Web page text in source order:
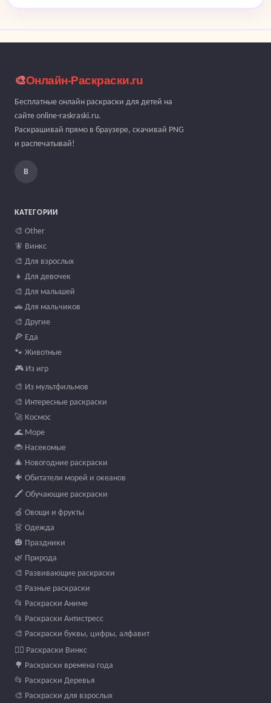
🎨Онлайн-Раскраски.ru
Бесплатные онлайн раскраски для детей на
сайте online-raskraski.ru.
Раскрашивай прямо в браузере, скачивай PNG
и распечатывай!
В
КАТЕГОРИИ
🎨 Other
🧚 Винкс
🎨 Для взрослых
👧 Для девочек
🎨 Для малышей
🚗 Для мальчиков
🎨 Другие
🍕 Еда
🐾 Животные
🎮 Из игр
🎨 Из мультфильмов
🎨 Интересные раскраски
🚀 Космос
🌊 Море
🐞 Насекомые
🎄 Новогодние раскраски
🐠 Обитатели морей и океанов
🖍️ Обучающие раскраски
🍏 Овощи и фрукты
👗 Одежда
🎃 Праздники
🌿 Природа
🎨 Развивающие раскраски
🎨 Разные раскраски
📂 Раскраски Аниме
📂 Раскраски Антистресс
🎨 Раскраски буквы, цифры, алфавит
🧚‍♀️ Раскраски Винкс
🌳 Раскраски времена года
📂 Раскраски Деревья
🎨 Раскраски для взрослых